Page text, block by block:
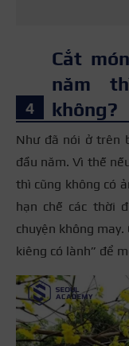
Cắt
năm
không?
Như đã nói ở trên
đầu năm. Vì thế
thì cũng không có
hạn chế các thời
chuyện không
kiêng có lành” để